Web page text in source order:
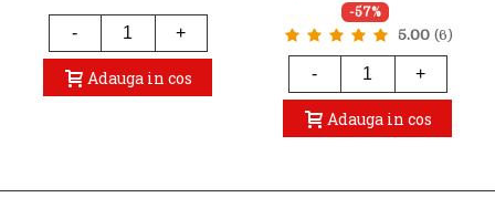
- +
Adauga in cos
-57%
5.00 (6)
- +
Adauga in cos